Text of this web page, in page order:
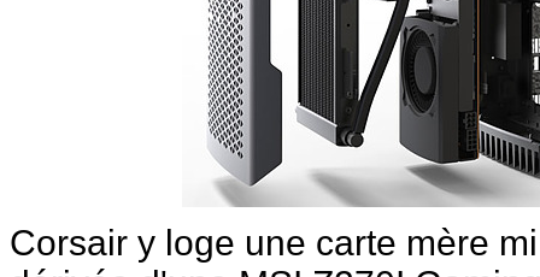
Corsair y loge une carte mère